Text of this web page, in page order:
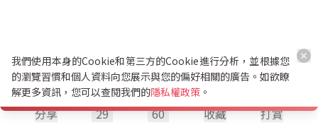
分享 29 60 收藏 打賞
我們使用本身的Cookie和第三方的Cookie進行分析，並根據您
的瀏覽習慣和個人資料向您展示與您的偏好相關的廣告。如欲瞭
解更多資訊，您可以查閱我們的隱私權政策 。